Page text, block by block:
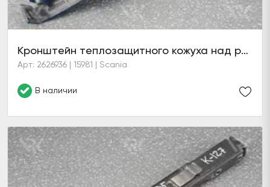
Кронштейн теплозащитного кожуха над рамой DC16 (6 серия)
Арт: 2626936 | 15981 | Scania
В наличии